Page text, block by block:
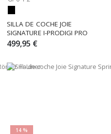
SILLA DE COCHE JOIE
SIGNATURE I-PRODIGI PRO
499,95 €
14 %